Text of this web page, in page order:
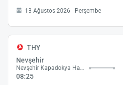
13 Ağustos 2026 - Perşembe
THY
Nevşehir
Nevşehir Kapadokya Havalimanı
08:25